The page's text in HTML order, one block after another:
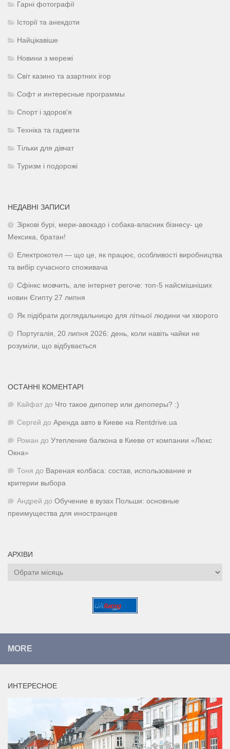
Гарні фотографії
Історії та анекдоти
Найцікавіше
Новини з мережі
Світ казино та азартних ігор
Софт и интересные программы
Спорт і здоров'я
Техніка та гаджети
Тільки для дівчат
Туризм і подорожі
НЕДАВНІ ЗАПИСИ
Зіркові бурі, мери-авокадо і собака-власник бізнесу- це
Мексика, братан!
Електрокотел — що це, як працює, особливості виробництва
та вибір сучасного споживача
Сфінкс мовчить, але інтернет регоче: топ-5 найсмішніших
новин Єгипту 27 липня
Як підібрати доглядальницю для літньої людини чи хворого
Португалія, 20 липня 2026: день, коли навіть чайки не
розуміли, що відбувається
ОСТАННІ КОМЕНТАРІ
Кайфат до Что такое дипопер или дипоперы? :)
Сергей до Аренда авто в Киеве на Rentdrive.ua
Роман до Утепление балкона в Киеве от компании «Люкс
Окна»
Тоня до Вареная колбаса: состав, использование и
критерии выбора
Андрей до Обучение в вузах Польши: основные
преимущества для иностранцев
АРХІВИ
Архіви
MORE
ИНТЕРЕСНОЕ